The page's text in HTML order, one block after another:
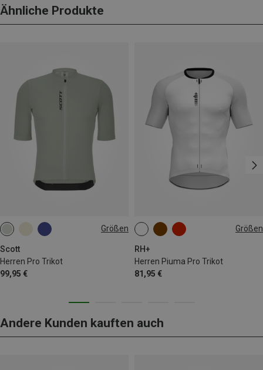
Ähnliche Produkte
Größen
Scott
Herren Pro Trikot
99,95 €
S L Größen
RH+
Herren Piuma Pro Trikot
81,95 €
L XXL
Andere Kunden kauften auch